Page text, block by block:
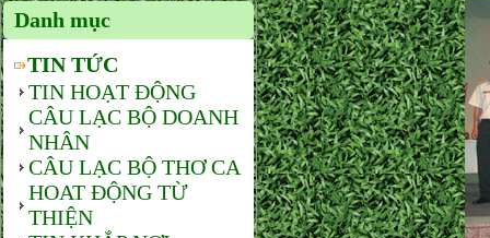
Danh mục
TIN TỨC
TIN HOẠT ĐỘNG
CÂU LẠC BỘ DOANH
NHÂN
CÂU LẠC BỘ THƠ CA
HOAT ĐỘNG TỪ
THIỆN